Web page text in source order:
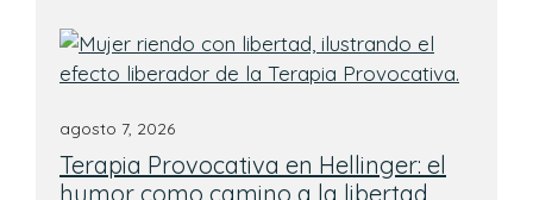
agosto 7, 2026
Terapia Provocativa en Hellinger: el
humor como camino a la libertad